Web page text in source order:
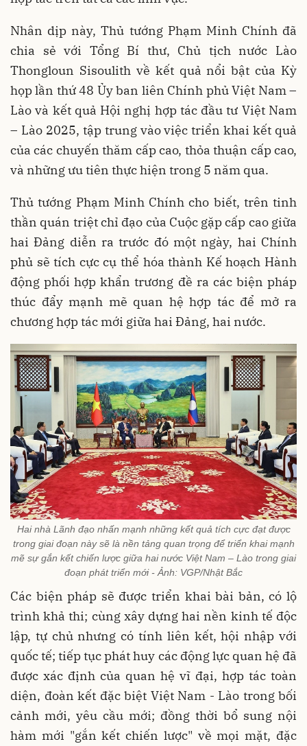
Nhân dịp này, Thủ tướng Phạm Minh Chính đã
chia sẻ với Tổng Bí thư, Chủ tịch nước Lào
Thongloun Sisoulith về kết quả nổi bật của Kỳ
họp lần thứ 48 Ủy ban liên Chính phủ Việt Nam –
Lào và kết quả Hội nghị hợp tác đầu tư Việt Nam
– Lào 2025, tập trung vào việc triển khai kết quả
của các chuyến thăm cấp cao, thỏa thuận cấp cao,
và những ưu tiên thực hiện trong 5 năm qua.
Thủ tướng Phạm Minh Chính cho biết, trên tinh
thần quán triệt chỉ đạo của Cuộc gặp cấp cao giữa
hai Đảng diễn ra trước đó một ngày, hai Chính
phủ sẽ tích cực cụ thể hóa thành Kế hoạch Hành
động phối hợp khẩn trương đề ra các biện pháp
thúc đẩy mạnh mẽ quan hệ hợp tác để mở ra
chương hợp tác mới giữa hai Đảng, hai nước.
Hai nhà Lãnh đạo nhấn mạnh những kết quả tích cực đạt được
trong giai đoạn này sẽ là nền tảng quan trọng để triển khai mạnh
mẽ sự gắn kết chiến lược giữa hai nước Việt Nam – Lào trong giai
đoạn phát triển mới - Ảnh: VGP/Nhật Bắc
Các biện pháp sẽ được triển khai bài bản, có lộ
trình khả thi; cùng xây dựng hai nền kinh tế độc
lập, tự chủ nhưng có tính liên kết, hội nhập với
quốc tế; tiếp tục phát huy các động lực quan hệ đã
được xác định của quan hệ vĩ đại, hợp tác toàn
diện, đoàn kết đặc biệt Việt Nam - Lào trong bối
cảnh mới, yêu cầu mới; đồng thời bổ sung nội
hàm mới "gắn kết chiến lược" về mọi mặt, đặc